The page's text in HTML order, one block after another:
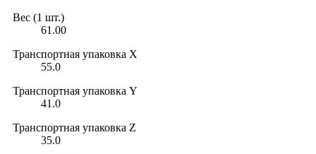
Вес (1 шт.)
61.00
Транспортная упаковка X
55.0
Транспортная упаковка Y
41.0
Транспортная упаковка Z
35.0